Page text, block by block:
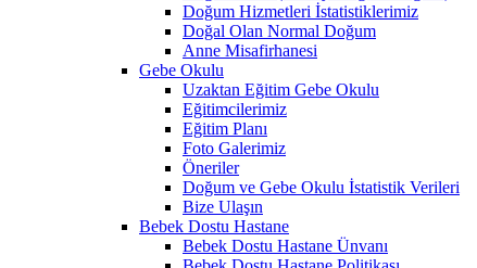
Doğum Hizmetleri İstatistiklerimiz
Doğal Olan Normal Doğum
Anne Misafirhanesi
Gebe Okulu
Uzaktan Eğitim Gebe Okulu
Eğitimcilerimiz
Eğitim Planı
Foto Galerimiz
Öneriler
Doğum ve Gebe Okulu İstatistik Verileri
Bize Ulaşın
Bebek Dostu Hastane
Bebek Dostu Hastane Ünvanı